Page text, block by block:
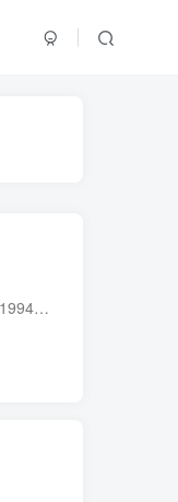
族谱简介 江西抚州广昌县㘭背源饶氏族谱，1994年饶世金等纂修，6册。始祖饶元亮，中唐时人，原籍饶州鄱阳县，晚年迁到南城蓝田乡。始迁祖二十九世饶自福，自旴之南城白干迁广昌坳背源。 族谱部...